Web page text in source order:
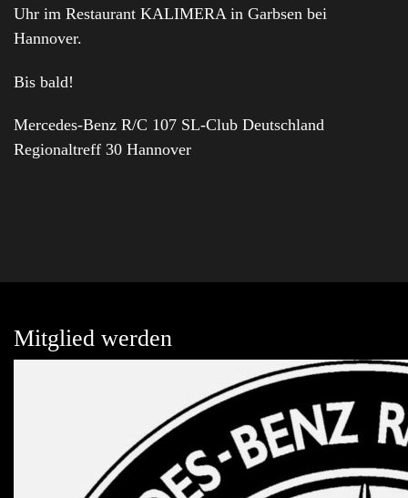
Uhr im Restaurant KALIMERA in Garbsen bei
Hannover.
Bis bald!
Mercedes-Benz R/C 107 SL-Club Deutschland
Regionaltreff 30 Hannover
Mitglied werden